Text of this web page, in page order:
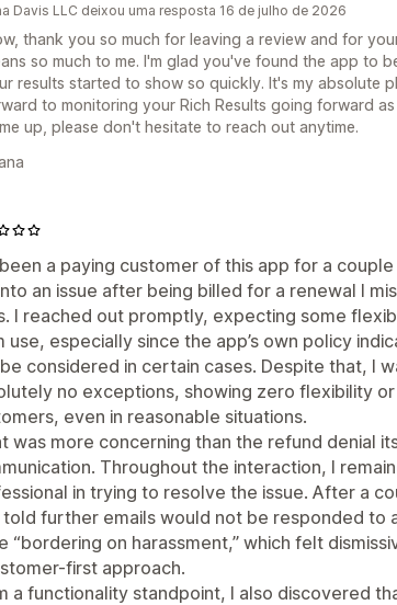
Davis LLC deixou uma resposta 16 de julho de 2026
thank you so much for leaving a review and for
so much to me. I'm glad you've found the app to
results started to show so quickly. It's my absolute
to monitoring your Rich Results going forward
up, please don't hesitate to reach out anytime.
been a paying customer of this app for a
an issue after being billed for a renewal I
I reached out promptly, expecting some
use, especially since the app’s own policy
considered in certain cases. Despite that, I
no exceptions, showing zero flexibility
even in reasonable situations.
was more concerning than the refund denial
Throughout the interaction, I
in trying to resolve the issue. After a
told further emails would not be responded to
“bordering on harassment,” which felt
first approach.
a functionality standpoint, I also discovered